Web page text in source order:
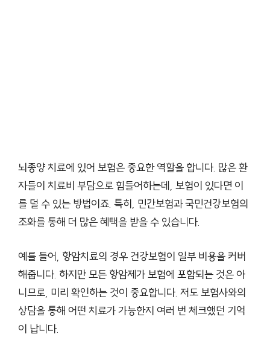
뇌종양 치료에 있어 보험은 중요한 역할을 합니다. 많은 환
자들이 치료비 부담으로 힘들어하는데, 보험이 있다면 이
를 덜 수 있는 방법이죠. 특히, 민간보험과 국민건강보험의
조화를 통해 더 많은 혜택을 받을 수 있습니다.
예를 들어, 항암치료의 경우 건강보험이 일부 비용을 커버
해줍니다. 하지만 모든 항암제가 보험에 포함되는 것은 아
니므로, 미리 확인하는 것이 중요합니다. 저도 보험사와의
상담을 통해 어떤 치료가 가능한지 여러 번 체크했던 기억
이 납니다.